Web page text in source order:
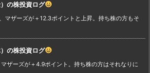
の株投資ログ
マザーズが＋12.3ポイントと上昇。持ち株の方もそ
の株投資ログ
ザーズが＋4.9ポイント。持ち株の方はそれなりに